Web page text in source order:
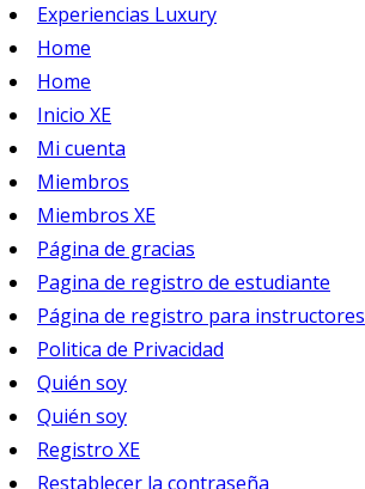
Experiencias Luxury
Home
Home
Inicio XE
Mi cuenta
Miembros
Miembros XE
Página de gracias
Pagina de registro de estudiante
Página de registro para instructores
Politica de Privacidad
Quién soy
Quién soy
Registro XE
Restablecer la contraseña